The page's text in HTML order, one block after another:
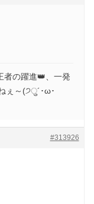
者の躍進👑、一発
ぇ～(੭ु´･ω･
#313926